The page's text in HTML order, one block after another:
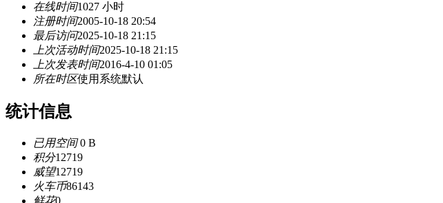
在线时间1027 小时
注册时间2005-10-18 20:54
最后访问2025-10-18 21:15
上次活动时间2025-10-18 21:15
上次发表时间2016-4-10 01:05
所在时区使用系统默认
统计信息
已用空间0 B
积分12719
威望12719
火车币86143
鲜花0